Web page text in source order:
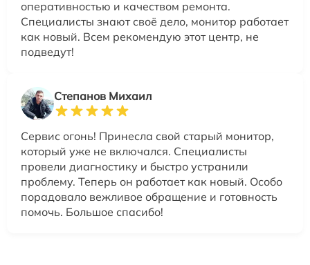
оперативностью и качеством ремонта.
Специалисты знают своё дело, монитор работает
как новый. Всем рекомендую этот центр, не
подведут!
Степанов Михаил
Сервис огонь! Принесла свой старый монитор,
который уже не включался. Специалисты
провели диагностику и быстро устранили
проблему. Теперь он работает как новый. Особо
порадовало вежливое обращение и готовность
помочь. Большое спасибо!